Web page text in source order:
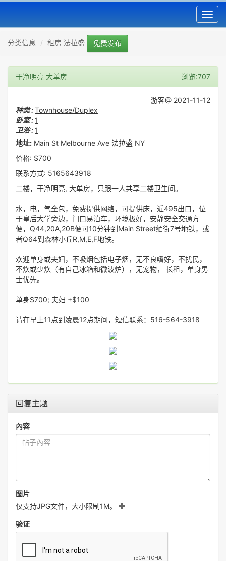
分类信息 租房 法拉盛 免费发布
干净明亮 大单房 浏览:707
游客@ 2021-11-12
种类 :Townhouse/Duplex
卧室 : 1
卫浴 : 1
地址: Main St Melbourne Ave 法拉盛 NY
价格: $700
联系方式: 5165643918
二楼，干净明亮, 大单房，只跟一人共享二楼卫生间。
水，电，气全包，免费提供网络，可提供床，近495出口，位
于皇后大学旁边，门口易泊车，环境极好，安静安全交通方
便，Q44,20A,20B便可10分钟到Main Street缅街7号地铁，或
者Q64到森林小丘R,M,E,F地铁。
欢迎单身或夫妇，不吸烟包括电子烟，无不良嗜好，不扰民，
不炊或少炊（有自己冰箱和微波炉），无宠物， 长租，单身男
士优先。
单身$700; 夫妇 +$100
请在早上11点到凌晨12点期间，短信联系：516-564-3918
回复主题
內容
图片
仅支持JPG文件，大小限制1M。
验证